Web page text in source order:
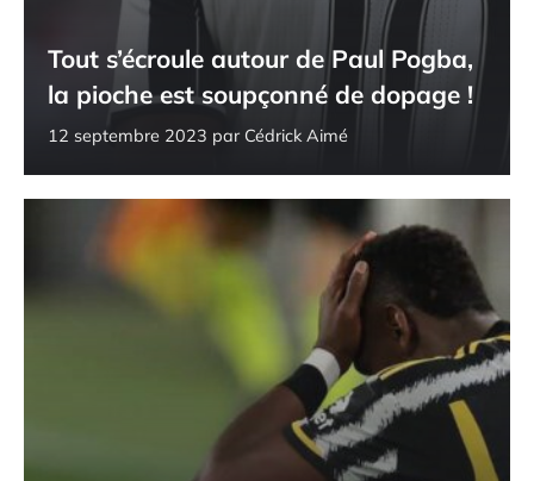
Tout s’écroule autour de Paul Pogba,
la pioche est soupçonné de dopage !
12 septembre 2023 par Cédrick Aimé